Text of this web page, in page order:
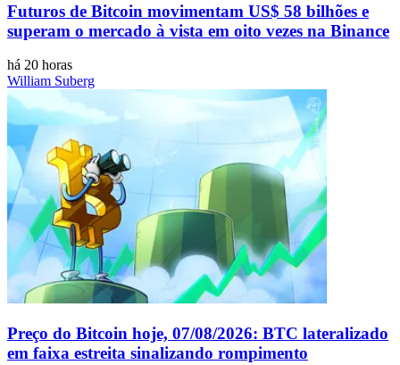
Futuros de Bitcoin movimentam US$ 58 bilhões e
superam o mercado à vista em oito vezes na Binance
há 20 horas
William Suberg
Preço do Bitcoin hoje, 07/08/2026: BTC lateralizado
em faixa estreita sinalizando rompimento